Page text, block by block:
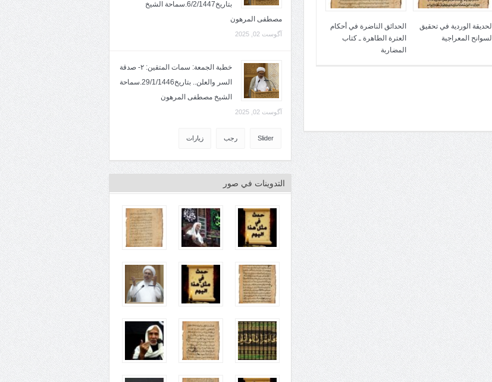
الحديقة الوردية في تحقيق
السوانح المعراجية
الحدائق الناضرة في أحكام
العترة الطاهرة ـ كتاب
المضاربة
بتاريخ6/2/1447.سماحة الشيخ
مصطفى المرهون
آگوست 02, 2025
خطبة الجمعة: سمات المتقين: ٢- صدقة
السر والعلن.. بتاريخ29/1/1446.سماحة
الشيخ مصطفى المرهون
آگوست 02, 2025
Slider رجب زيارات
التدوينات في صور